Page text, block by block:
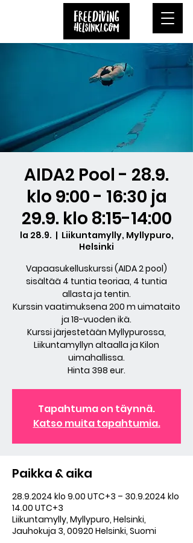
AIDA2 Pool - 28.9.
klo 9:00 - 16:30 ja
29.9. klo 8:15-14:00
la 28.9.
  |
Liikuntamylly, Myllypuro,
Helsinki
Vapaasukelluskurssi (AIDA 2 pool)
sisältää 4 tuntia teoriaa, 4 tuntia
allasta ja tentin.
Kurssin vaatimuksena 200 m uimataito
ja 18-vuoden ikä.
Kurssi järjestetään Myllypurossa,
Liikuntamyllyn altaalla ja Kilon
uimahallissa.
Hinta 398 eur.
Tapahtuma on täynnä.
Katso muita tapahtumia.
Paikka & aika
28.9.2024 klo 9.00 UTC+3 – 30.9.2024 klo
14.00 UTC+3
Liikuntamylly, Myllypuro, Helsinki,
Jauhokuja 3, 00920 Helsinki, Suomi